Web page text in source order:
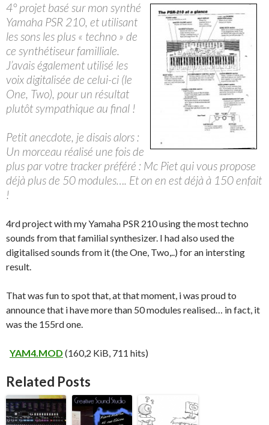
4° projet basé sur mon synthé
Yamaha PSR 210, et utilisant
les sons les plus « techno » de
ce synthétiseur familliale.
J’avais également utilisé les
voix digitalisée de celui-ci (le
One, Two), pour un résultat
plutôt sympathique au final !
Petit anecdote, je disais alors :
Un morceau réalisé une fois de
plus par votre tracker préféré : Mc Piet qui vous propose
déjà plus de 50 modules…. Et on en est déjà à 150 enfait
!
4rd project with my Yamaha PSR 210 using the most techno
sounds from that familial synthesizer. I had also used the
digitalised sounds from it (the One, Two,..) for an intersting
result.
That was fun to spot that, at that moment, i was proud to
announce that i have more than 50 modules realised… in fact, it
was the 155rd one.
YAM4.MOD (160,2 KiB, 711 hits)
Related Posts